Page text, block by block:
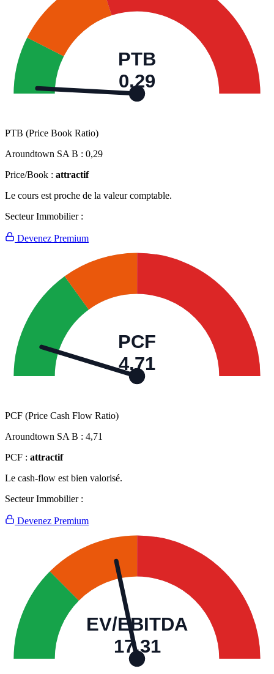
PTB
0,29
PTB (Price Book Ratio)
Aroundtown SA B : 0,29
Price/Book : attractif
Le cours est proche de la valeur comptable.
Secteur Immobilier :
Devenez Premium
PCF
4,71
PCF (Price Cash Flow Ratio)
Aroundtown SA B : 4,71
PCF : attractif
Le cash-flow est bien valorisé.
Secteur Immobilier :
Devenez Premium
EV/EBITDA
17,31